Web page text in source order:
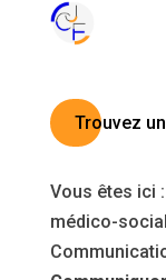
Trouvez
Vous êtes ici :
médico-social